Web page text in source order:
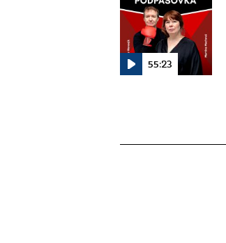
55:23